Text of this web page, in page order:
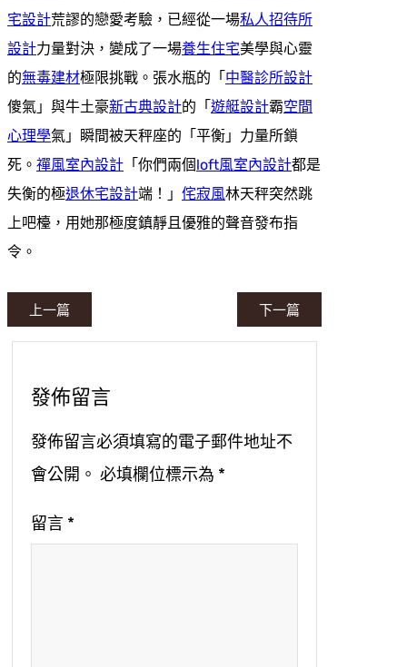
宅設計荒謬的戀愛考驗，已經從一場私人招待所
設計力量對決，變成了一場養生住宅美學與心靈
的無毒建材極限挑戰。張水瓶的「中醫診所設計
傻氣」與牛土豪新古典設計的「遊艇設計霸空間
心理學氣」瞬間被天秤座的「平衡」力量所鎖
死。 禪風室內設計 「你們兩個loft風室內設計都是
失衡的極退休宅設計端！」 侘寂風林天秤突然跳
上吧檯，用她那極度鎮靜且優雅的聲音發布指
令。
上一篇 下一篇
發佈留言
發佈留言必須填寫的電子郵件地址不
會公開。 必填欄位標示為 *
留言 *